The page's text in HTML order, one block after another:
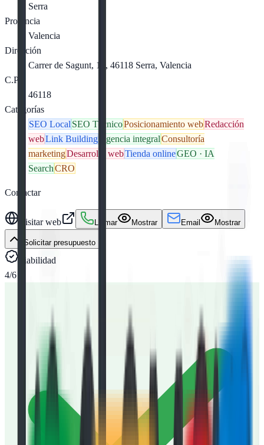
Serra
Provincia
Valencia
Dirección
Carrer de Sagunt, 19, 46118 Serra, Valencia
C.P.
46118
Categorías
SEO Local SEO TécnicoPosicionamiento webRedacción
webLink Building Agencia integralConsultoría
marketingDesarrollo webTienda onlineGEO · IA
SearchCRO
Contactar
Visitar web Llamar Mostrar Email Mostrar
Solicitar presupuesto
Fiabilidad
4/6